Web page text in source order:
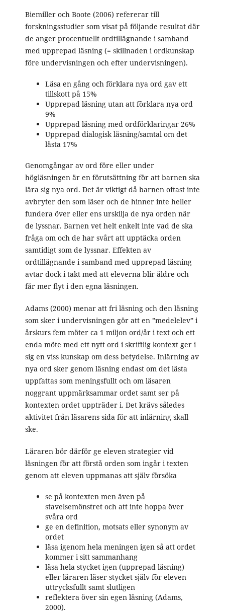
Biemiller och Boote (2006) refererar till
forskningsstudier som visat på följande resultat där
de anger procentuellt ordtillägnande i samband
med upprepad läsning (= skillnaden i ordkunskap
före undervisningen och efter undervisningen).
Läsa en gång och förklara nya ord gav ett
tillskott på 15%
Upprepad läsning utan att förklara nya ord
9%
Upprepad läsning med ordförklaringar 26%
Upprepad dialogisk läsning/samtal om det
lästa 17%
Genomgångar av ord före eller under
högläsningen är en förutsättning för att barnen ska
lära sig nya ord. Det är viktigt då barnen oftast inte
avbryter den som läser och de hinner inte heller
fundera över eller ens urskilja de nya orden när
de lyssnar. Barnen vet helt enkelt inte vad de ska
fråga om och de har svårt att upptäcka orden
samtidigt som de lyssnar. Effekten av
ordtillägnande i samband med upprepad läsning
avtar dock i takt med att eleverna blir äldre och
får mer flyt i den egna läsningen.
Adams (2000) menar att fri läsning och den läsning
som sker i undervisningen gör att en ”medelelev” i
årskurs fem möter ca 1 miljon ord/år i text och ett
enda möte med ett nytt ord i skriftlig kontext ger i
sig en viss kunskap om dess betydelse. Inlärning av
nya ord sker genom läsning endast om det lästa
uppfattas som meningsfullt och om läsaren
noggrant uppmärksammar ordet samt ser på
kontexten ordet uppträder i. Det krävs således
aktivitet från läsarens sida för att inlärning skall
ske.
Läraren bör därför ge eleven strategier vid
läsningen för att förstå orden som ingår i texten
genom att eleven uppmanas att själv försöka
se på kontexten men även på
stavelsemönstret och att inte hoppa över
svåra ord
ge en definition, motsats eller synonym av
ordet
läsa igenom hela meningen igen så att ordet
kommer i sitt sammanhang
läsa hela stycket igen (upprepad läsning)
eller läraren läser stycket själv för eleven
uttrycksfullt samt slutligen
reflektera över sin egen läsning (Adams,
2000).